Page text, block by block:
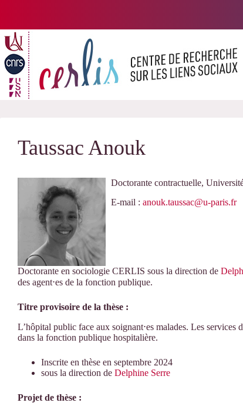
Taussac Anouk
Doctorante contractuelle,
E-mail : anouk.taussac@u-paris.fr
Doctorante en sociologie CERLIS sous la direction de
des agent⋅es de la fonction publique.
Titre provisoire de la thèse :
L’hôpital public face aux soignant⋅es malades. Les services
dans la fonction publique hospitalière.
Inscrite en thèse en septembre 2024
sous la direction de Delphine Serre
Projet de thèse :